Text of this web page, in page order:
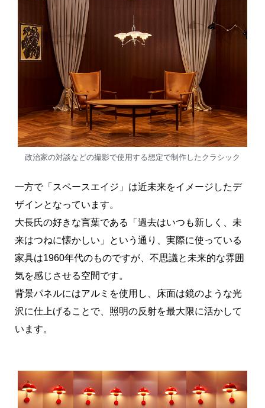
政治家の対談などの撮影で使用する想定で制作したクラシック
一方で「スペースエイジ」は近未来をイメージしたデ
ザインとなっています。
大長氏の好きな言葉である「過去はいつも新しく、未
来はつねに懐かしい」という通り、実際に使っている
家具は1960年代のものですが、不思議と未来的な雰囲
気を感じさせる空間です。
背景パネルにはアルミを使用し、床面は鏡のような光
沢に仕上げることで、照明の反射を最大限に活かして
います。